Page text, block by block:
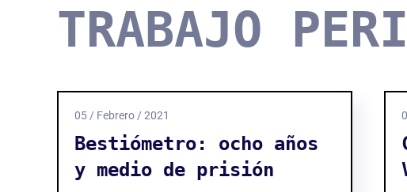
TRABAJO
05 / Febrero / 2021
Bestiómetro: ocho años
y medio de prisión